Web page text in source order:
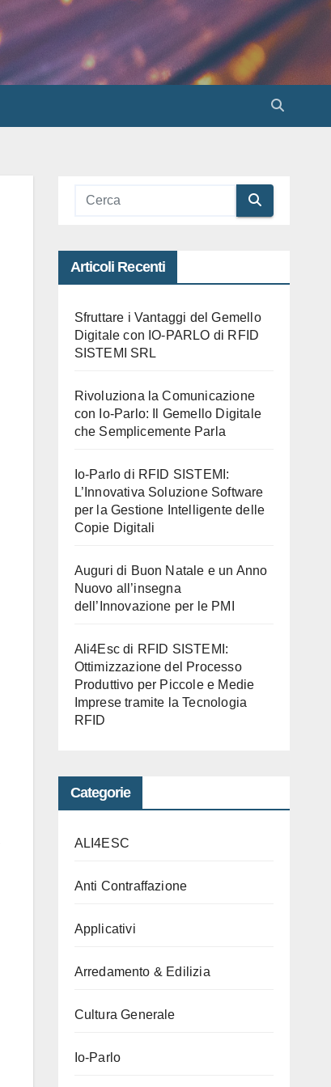
Articoli Recenti
Sfruttare i Vantaggi del Gemello
Digitale con IO-PARLO di RFID
SISTEMI SRL
Rivoluziona la Comunicazione
con Io-Parlo: Il Gemello Digitale
che Semplicemente Parla
Io-Parlo di RFID SISTEMI:
L’Innovativa Soluzione Software
per la Gestione Intelligente delle
Copie Digitali
Auguri di Buon Natale e un Anno
Nuovo all’insegna
dell’Innovazione per le PMI
Ali4Esc di RFID SISTEMI:
Ottimizzazione del Processo
Produttivo per Piccole e Medie
Imprese tramite la Tecnologia
RFID
Categorie
ALI4ESC
Anti Contraffazione
Applicativi
Arredamento & Edilizia
Cultura Generale
Io-Parlo